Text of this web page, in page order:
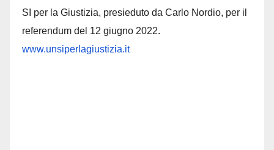
SI per la Giustizia, presieduto da Carlo Nordio, per il
referendum del 12 giugno 2022.
www.unsiperlagiustizia.it